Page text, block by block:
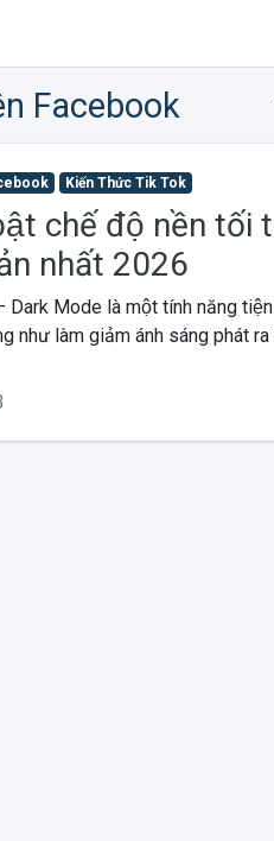
Facebook
Kiến Thức Tik Tok
chế độ nền tối
nhất 2026
Dark Mode là một tính năng
như làm giảm ánh sáng phát ra